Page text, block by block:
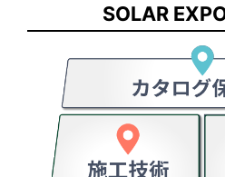
SOLAR